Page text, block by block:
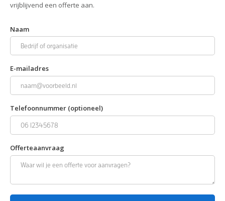
vrijblijvend een offerte aan.
Naam
E-mailadres
Telefoonnummer (optioneel)
Offerteaanvraag